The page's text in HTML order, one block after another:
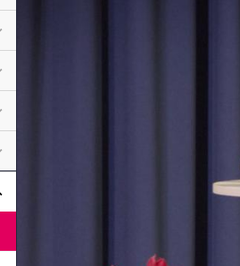
Undermeny för Forskning
Undermeny för Forskarutbildning
Undermeny för Samverkan och
Undermeny för Om universitetet
Undermeny för Aktuellt